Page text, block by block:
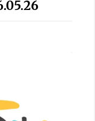
bideoa Hamaika